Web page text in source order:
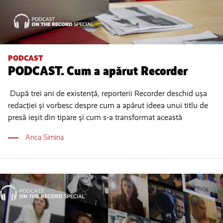
PODCAST
PODCAST. Cum a apărut Recorder
După trei ani de existență, reporterii Recorder deschid ușa
redacției și vorbesc despre cum a apărut ideea unui titlu de
presă ieșit din tipare și cum s-a transformat această
Anca Simina